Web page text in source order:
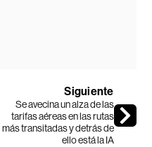
Siguiente
Se avecina un alza de las
tarifas aéreas en las rutas
más transitadas y detrás de
ello está la IA